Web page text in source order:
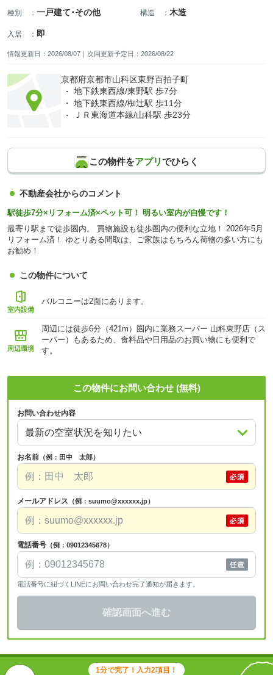
種別 ： 一戸建て･その他 構造 ： 木造
入居 ： 即
情報更新日：2026/08/07｜次回更新予定日：2026/08/22
京都府京都市山科区東野百拍子町
地下鉄東西線/東野駅 歩7分
地下鉄東西線/椥辻駅 歩11分
ＪＲ東海道本線/山科駅 歩23分
この物件をアプリでひらく
不動産会社からのコメント
駅徒歩7分×リフォーム済×ペット可！ 明るい室内が自慢です！
最寄り駅まで徒歩圏内。 買物施設も徒歩圏内の便利な立地！ 2026年5月
リフォーム済！ ゆとりある間取は、ご家族はもちろん荷物の多い方にも
お勧め！
この物件について
室内設備
バルコニーは2面にあります。
周辺環境
周辺には徒歩6分（421m）圏内に業務スーパー 山科東野店（ス
ーパー）もあるため、食料品や日用品のお買い物にも便利で
す。
この物件にお問い合わせ (無料)
お問い合わせ内容
お名前 （例：田中 太郎）
メールアドレス （例：suumo@xxxxxx.jp）
電話番号 （例：09012345678）
電話番号に紐づくLINEにお問い合わせ完了通知が届きます。
確認画面へ進む
1分で完了！入力2項目！